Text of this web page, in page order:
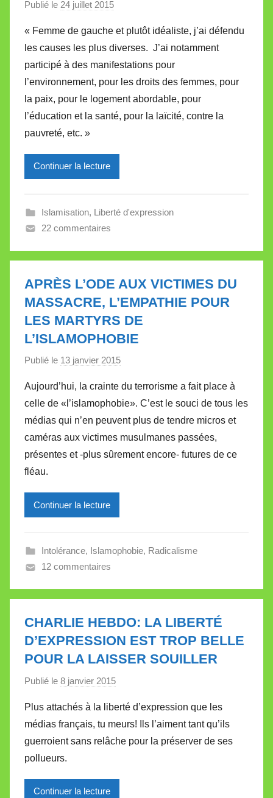
Publié le 24 juillet 2015
r
M
i
r
e
i
V
l
e
« Femme de gauche et plutôt idéaliste, j’ai défendu
les causes les plus diverses. J’ai notamment
participé à des manifestations pour
l’environnement, pour les droits des femmes, pour
la paix, pour le logement abordable, pour
l’éducation et la santé, pour la laïcité, contre la
pauvreté, etc. »
Continuer la lecture
Islamisation, Liberté d'expression
22 commentaires
APRÈS L’ODE AUX VICTIMES DU
MASSACRE, L’EMPATHIE POUR
LES MARTYRS DE
L’ISLAMOPHOBIE
Publié le 13 janvier 2015
r
M
i
r
e
a
e
t
e
Aujourd’hui, la crainte du terrorisme a fait place à
celle de «l’islamophobie». C’est le souci de tous les
médias qui n’en peuvent plus de tendre micros et
caméras aux victimes musulmanes passées,
présentes et -plus sûrement encore- futures de ce
fléau.
Continuer la lecture
Intolérance, Islamophobie, Radicalisme
12 commentaires
CHARLIE HEBDO: LA LIBERTÉ
D’EXPRESSION EST TROP BELLE
POUR LA LAISSER SOUILLER
Publié le 8 janvier 2015
r
M
i
Plus attachés à la liberté d’expression que les
médias français, tu meurs! Ils l’aiment tant qu’ils
guerroient sans relâche pour la préserver de ses
pollueurs.
Continuer la lecture